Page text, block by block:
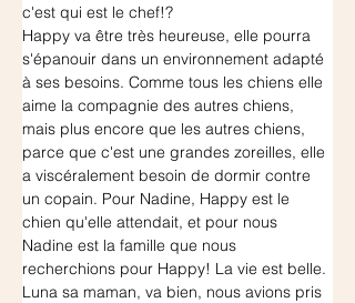
c'est qui est le chef!?
Happy va être très heureuse, elle pourra
s'épanouir dans un environnement adapté
à ses besoins. Comme tous les chiens elle
aime la compagnie des autres chiens,
mais plus encore que les autres chiens,
parce que c'est une grandes zoreilles, elle
a viscéralement besoin de dormir contre
un copain. Pour Nadine, Happy est le
chien qu'elle attendait, et pour nous
Nadine est la famille que nous
recherchions pour Happy! La vie est belle.
Luna sa maman, va bien, nous avions pris